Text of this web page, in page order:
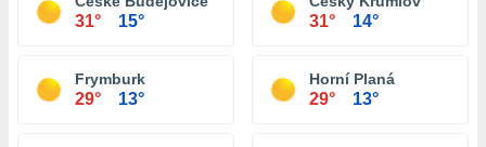
31° 15° 31° 14°
Frymburk
29° 13°
Horní Planá
29° 13°